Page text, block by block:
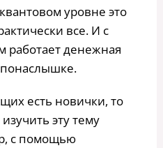
уровне это
все. И с
работает денежная
есть новички, то
эту тему
с помощью